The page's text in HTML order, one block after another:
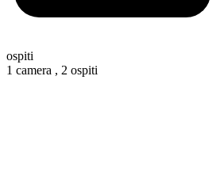
ospiti
1 camera , 2 ospiti